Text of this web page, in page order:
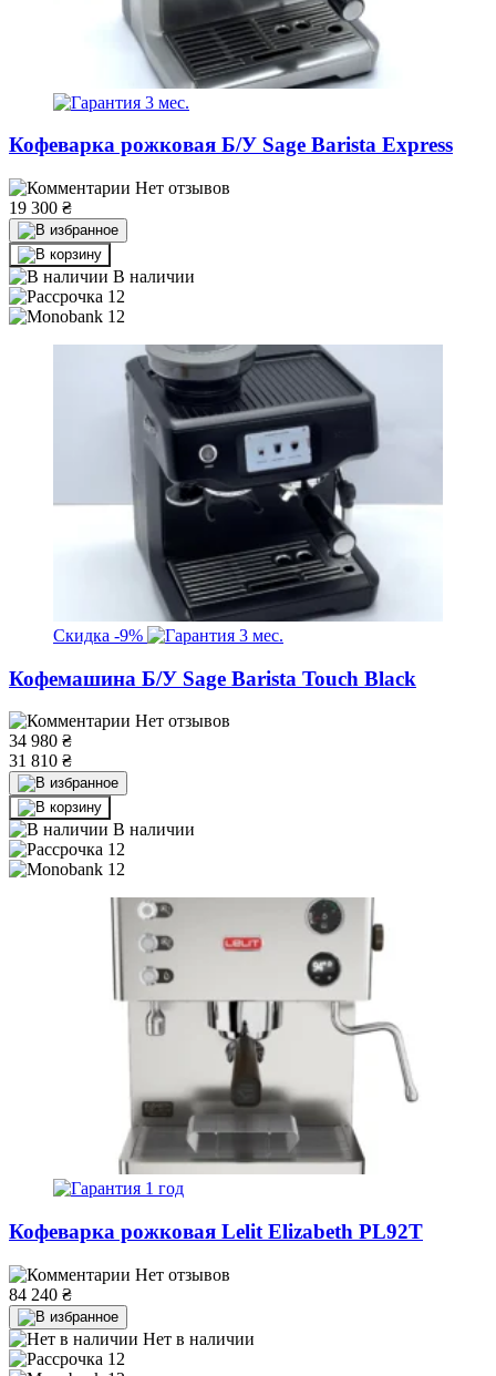
3 мес.
Кофеварка рожковая Б/У Sage Barista Express
Нет отзывов
19 300 ₴
В наличии
12
12
Скидка -9% 3 мес.
Кофемашина Б/У Sage Barista Touch Black
Нет отзывов
34 980 ₴
31 810 ₴
В наличии
12
12
1 год
Кофеварка рожковая Lelit Elizabeth PL92T
Нет отзывов
84 240 ₴
Нет в наличии
12